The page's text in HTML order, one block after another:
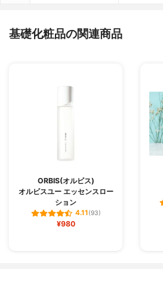
基礎化粧品の関連商品
ORBIS(オルビス)
オルビスユー エッセンスロー
ション
4.11(93)
¥980